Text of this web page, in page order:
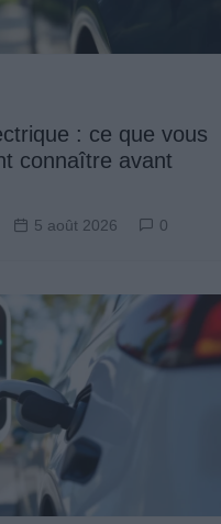
: ce que vous
connaître avant
5 août 2026 0